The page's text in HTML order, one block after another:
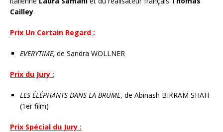
Cailley.
Prix Un Certain Regard :
EVERYTIME, de Sandra WOLLNER
Prix du Jury :
LES ÉLÉPHANTS DANS LA BRUME, de Abinash BIKRAM SHAH
(1er film)
Prix Spécial du Jury :